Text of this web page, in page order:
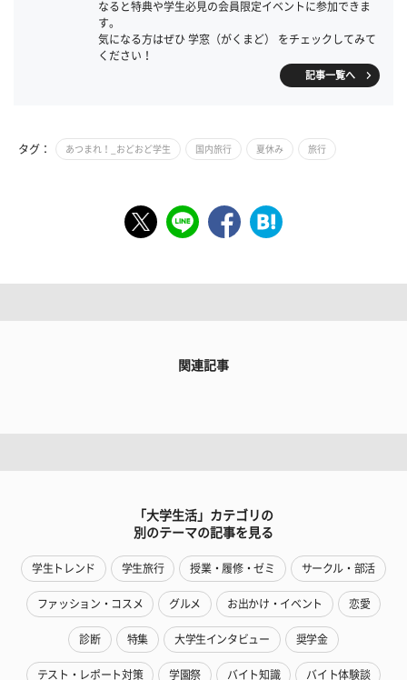
なると特典や学生必見の会員限定イベントに参加できま
す。
気になる方はぜひ 学窓（がくまど） をチェックしてみて
ください！
記事一覧へ
タグ： あつまれ！_おどおど学生 国内旅行 夏休み 旅行
関連記事
「大学生活」カテゴリの
別のテーマの記事を見る
学生トレンド 学生旅行 授業・履修・ゼミ サークル・部活
ファッション・コスメ グルメ お出かけ・イベント 恋愛
診断 特集 大学生インタビュー 奨学金
テスト・レポート対策 学園祭 バイト知識 バイト体験談